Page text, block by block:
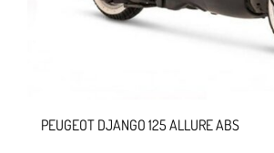
PEUGEOT DJANGO 125 ALLURE ABS